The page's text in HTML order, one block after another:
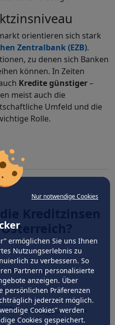
Nur notwendige Cookies
ermöglichen Sie uns Ihnen
Nutzungserlebnis zu
zu verbessern. So
Partnern personalisierte
anzeigen. Über
persönlichen Präferenzen
jederzeit möglich.
Cookies” werden
Cookies gespeichert.
orientieren sich stark
Zentralbank (EZB).
zu denen sich Banken
können. In Zeiten
Kredite günstiger–
meist auch die
Umfeld und die
Rolle.
Kreditzinsen